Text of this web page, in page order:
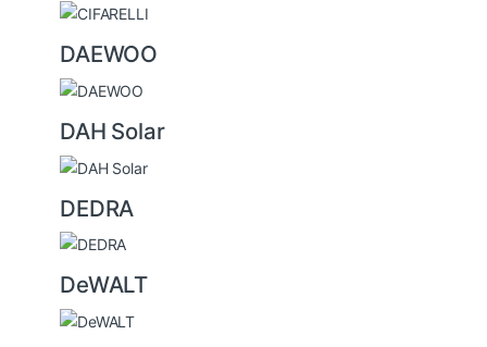
DAEWOO
DAH Solar
DEDRA
DeWALT